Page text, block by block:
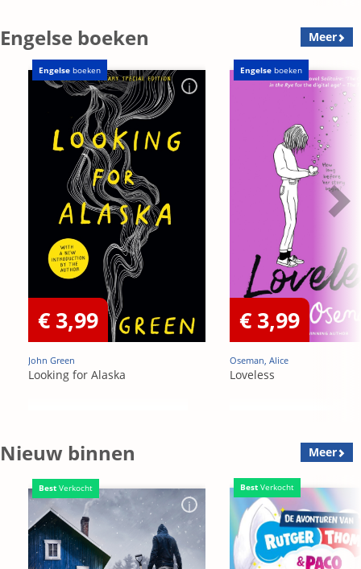
Engelse boeken Meer
Engelse boeken
€ 3,99
John Green
Looking for Alaska
Engelse boeken
€ 3,99
Oseman, Alice
Loveless
Nieuw binnen Meer
Best Verkocht Best Verkocht